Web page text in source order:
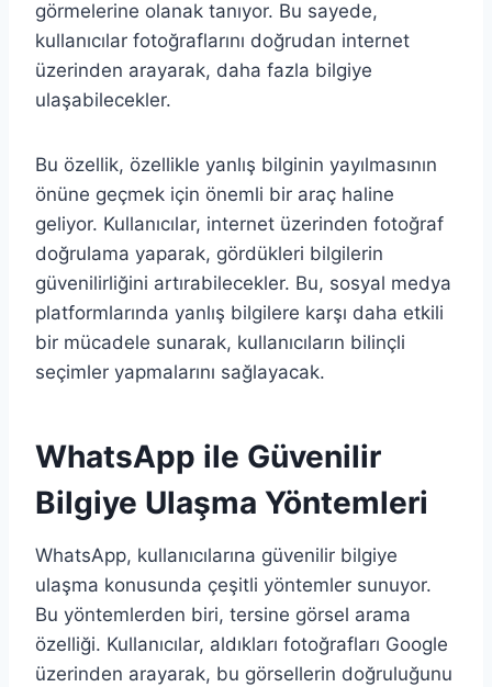
görmelerine olanak tanıyor. Bu sayede,
kullanıcılar fotoğraflarını doğrudan internet
üzerinden arayarak, daha fazla bilgiye
ulaşabilecekler.
Bu özellik, özellikle yanlış bilginin yayılmasının
önüne geçmek için önemli bir araç haline
geliyor. Kullanıcılar, internet üzerinden fotoğraf
doğrulama yaparak, gördükleri bilgilerin
güvenilirliğini artırabilecekler. Bu, sosyal medya
platformlarında yanlış bilgilere karşı daha etkili
bir mücadele sunarak, kullanıcıların bilinçli
seçimler yapmalarını sağlayacak.
WhatsApp ile Güvenilir
Bilgiye Ulaşma Yöntemleri
WhatsApp, kullanıcılarına güvenilir bilgiye
ulaşma konusunda çeşitli yöntemler sunuyor.
Bu yöntemlerden biri, tersine görsel arama
özelliği. Kullanıcılar, aldıkları fotoğrafları Google
üzerinden arayarak, bu görsellerin doğruluğunu